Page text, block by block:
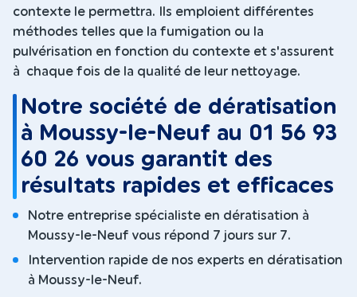
contexte le permettra. Ils emploient différentes
méthodes telles que la fumigation ou la
pulvérisation en fonction du contexte et s'assurent
à chaque fois de la qualité de leur nettoyage.
Notre société de dératisation
à Moussy-le-Neuf au 01 56 93
60 26 vous garantit des
résultats rapides et efficaces
Notre entreprise spécialiste en dératisation à
Moussy-le-Neuf vous répond 7 jours sur 7.
Intervention rapide de nos experts en dératisation
à Moussy-le-Neuf.